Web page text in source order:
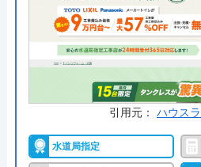
引用元： ハウス
水道局指定